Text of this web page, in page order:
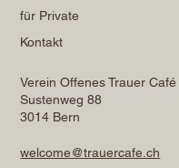
für Private
Kontakt
Verein Offenes Trauer Café
Sustenweg 88
3014 Bern
welcome@trauercafe.ch